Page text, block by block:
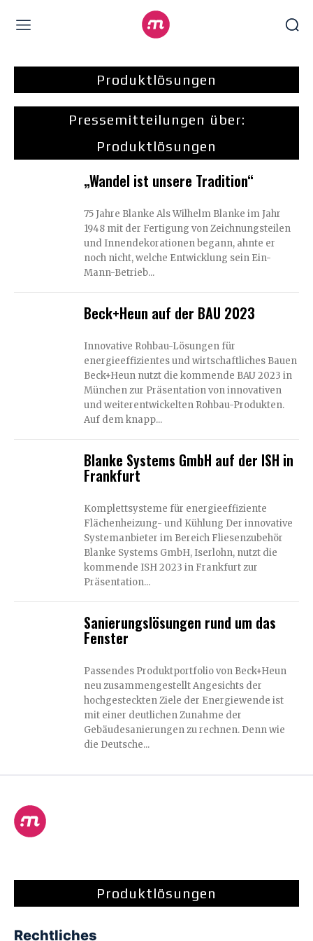
Produktlösungen
Pressemitteilungen über:
Produktlösungen
„Wandel ist unsere Tradition“
75 Jahre Blanke Als Wilhelm Blanke im Jahr
1948 mit der Fertigung von Zeichnungsteilen
und Innendekorationen begann, ahnte er
noch nicht, welche Entwicklung sein Ein-
Mann-Betrieb...
Beck+Heun auf der BAU 2023
Innovative Rohbau-Lösungen für
energieeffizientes und wirtschaftliches Bauen
Beck+Heun nutzt die kommende BAU 2023 in
München zur Präsentation von innovativen
und weiterentwickelten Rohbau-Produkten.
Auf dem knapp...
Blanke Systems GmbH auf der ISH in
Frankfurt
Komplettsysteme für energieeffiziente
Flächenheizung- und Kühlung Der innovative
Systemanbieter im Bereich Fliesenzubehör
Blanke Systems GmbH, Iserlohn, nutzt die
kommende ISH 2023 in Frankfurt zur
Präsentation...
Sanierungslösungen rund um das
Fenster
Passendes Produktportfolio von Beck+Heun
neu zusammengestellt Angesichts der
hochgesteckten Ziele der Energiewende ist
mit einer deutlichen Zunahme der
Gebäudesanierungen zu rechnen. Denn wie
die Deutsche...
Produktlösungen
Rechtliches